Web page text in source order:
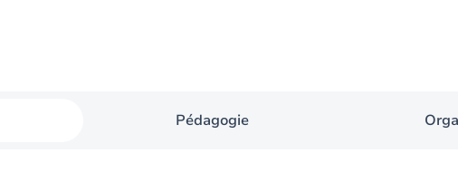
Pédagogie